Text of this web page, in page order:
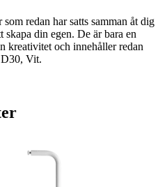
redan har satts samman åt dig
din egen. De är bara en
kreativitet och innehåller redan
Vit.